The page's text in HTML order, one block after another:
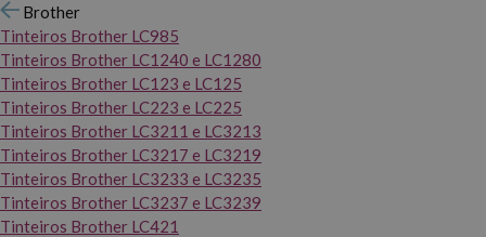
Brother
Tinteiros Brother LC985
Tinteiros Brother LC1240 e LC1280
Tinteiros Brother LC123 e LC125
Tinteiros Brother LC223 e LC225
Tinteiros Brother LC3211 e LC3213
Tinteiros Brother LC3217 e LC3219
Tinteiros Brother LC3233 e LC3235
Tinteiros Brother LC3237 e LC3239
Tinteiros Brother LC421